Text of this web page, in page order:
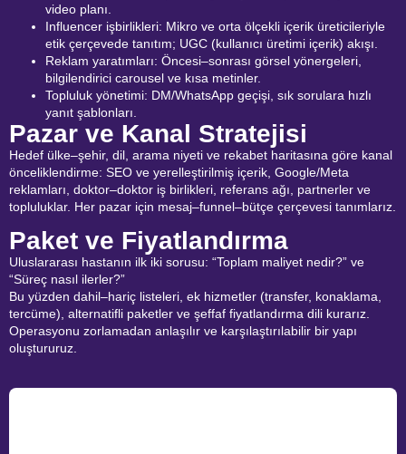
video planı.
Influencer işbirlikleri: Mikro ve orta ölçekli içerik üreticileriyle
etik çerçevede tanıtım; UGC (kullanıcı üretimi içerik) akışı.
Reklam yaratımları: Öncesi–sonrası görsel yönergeleri,
bilgilendirici carousel ve kısa metinler.
Topluluk yönetimi: DM/WhatsApp geçişi, sık sorulara hızlı
yanıt şablonları.
Pazar ve Kanal Stratejisi
Hedef ülke–şehir, dil, arama niyeti ve rekabet haritasına göre kanal
önceliklendirme: SEO ve yerelleştirilmiş içerik, Google/Meta
reklamları, doktor–doktor iş birlikleri, referans ağı, partnerler ve
topluluklar. Her pazar için mesaj–funnel–bütçe çerçevesi tanımlarız.
Paket ve Fiyatlandırma
Uluslararası hastanın ilk iki sorusu: “Toplam maliyet nedir?” ve
“Süreç nasıl ilerler?”
Bu yüzden dahil–hariç listeleri, ek hizmetler (transfer, konaklama,
tercüme), alternatifli paketler ve şeffaf fiyatlandırma dili kurarız.
Operasyonu zorlamadan anlaşılır ve karşılaştırılabilir bir yapı
oluştururuz.